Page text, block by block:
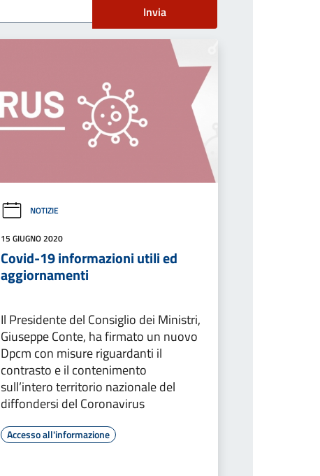
Invia
NOTIZIE
15 GIUGNO 2020
Covid-19 informazioni utili ed
aggiornamenti
Il Presidente del Consiglio dei Ministri,
Giuseppe Conte, ha firmato un nuovo
Dpcm con misure riguardanti il
contrasto e il contenimento
sull’intero territorio nazionale del
diffondersi del Coronavirus
Accesso all'informazione